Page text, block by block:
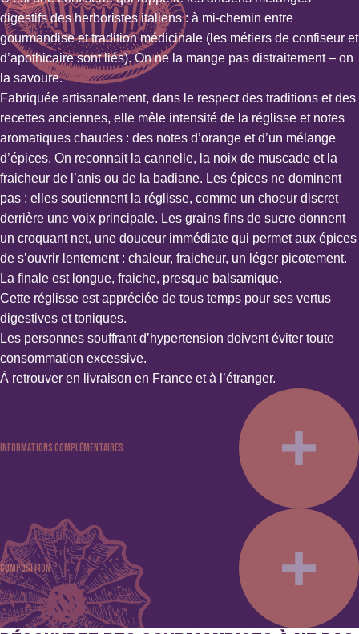
digestifs des herboristes italiens : à mi-chemin entre
gourmandise et tradition médicinale (les métiers de confiseur et
d’apothicaire sont liés). On ne la mange pas distraitement – on
la savoure.
Fabriquée artisanalement, dans le respect des traditions et des
recettes anciennes, elle mêle intensité de la réglisse et notes
aromatiques chaudes : des notes d’orange et d’un mélange
d’épices. On reconnait la cannelle, la noix de muscade et la
fraicheur de l’anis ou de la badiane. Les épices ne dominent
pas : elles soutiennent la réglisse, comme un choeur discret
derrière une voix principale. Les grains fins de sucre donnent
un croquant net, une douceur immédiate qui permet aux épices
de s’ouvrir lentement : chaleur, fraicheur, un léger picotement.
La finale est longue, fraiche, presque balsamique.
Cette réglisse est appréciée de tous temps pour ses vertus
digestives et toniques.
Les personnes souffrant d’hypertension doivent éviter toute
consommation excessive.
À retrouver en livraison en France et à l’étranger.
Informations complémentaires
Poids : 0.1 kg ou 0.25 kg
Couleur : Noir
Spécificités : Sans alcool, Sans colorant, Sans conservateur ni
stabilisant, Sans édulcorant, Sans gélatine, Sans gluten, Sans
lait, Sans sucre, Vegan
Composition